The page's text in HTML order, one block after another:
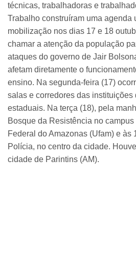
técnicas, trabalhadoras e
Trabalho construíram uma agenda
mobilização nos dias 17 e 18
chamar a atenção da população
ataques do governo de Jair
afetam diretamente o
ensino. Na segunda-feira (17)
salas e corredores das instituições
estaduais. Na terça (18), pela
Bosque da Resistência no
Federal do Amazonas (Ufam) e às
Polícia, no centro da cidade.
cidade de Parintins (AM).